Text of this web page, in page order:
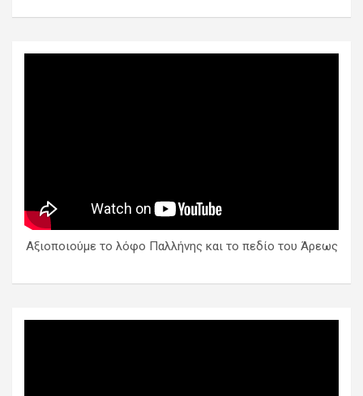
Αξιοποιούμε το λόφο Παλλήνης και το πεδίο του Άρεως